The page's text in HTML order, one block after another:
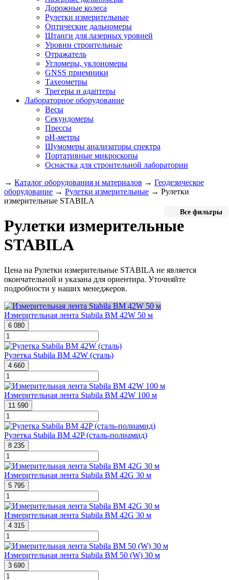
Дорожные колеса
Рулетки измерительные
Оптические дальномеры
Штанги для лазерных уровней
Уровни строительные
Отражатель
Угломеры, уклономеры
GNSS приемники
Тахеометры
Трегеры и адаптеры
Лабораторное оборудование
Весы
Секундомеры
Прессы
pH-метры
Шумомеры анализаторы спектра
Портативные микроскопы
Оснастка для строительной лаборатории
→ Каталог оборудования и материалов → Геодезическое
оборудование → Рулетки измерительные → Рулетки
измерительные STABILA
Все фильтры
Рулетки измерительные
STABILA
Цена на Рулетки измерительные STABILA не является
окончательной и указана для ориентира. Уточняйте
подробности у наших менеджеров.
Измерительная лента Stabila BM 42W 50 м
6 080
Рулетка Stabila BM 42W (сталь)
4 660
Измерительная лента Stabila BM 42W 100 м
11 590
Рулетка Stabila BM 42P (сталь-полиамид)
8 235
Измерительная лента Stabila BM 42G 30 м
5 795
Измерительная лента Stabila BM 42G 30 м
4 315
Измерительная лента Stabila BM 50 (W) 30 м
3 690